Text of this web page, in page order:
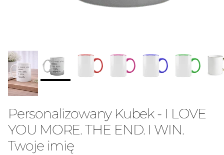
Personalizowany Kubek - I LOVE
YOU MORE. THE END. I WIN.
Twoje imię